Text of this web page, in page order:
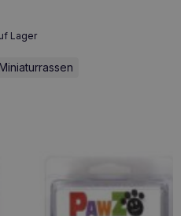
Lager